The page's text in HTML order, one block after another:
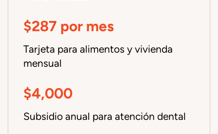
$287 por mes
Tarjeta para alimentos y vivienda
mensual
$4,000
Subsidio anual para atención dental